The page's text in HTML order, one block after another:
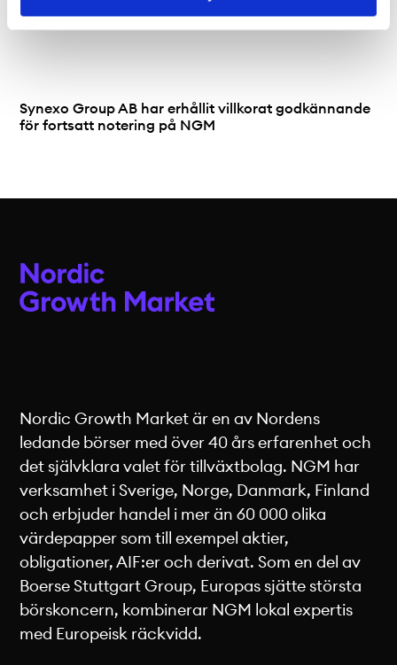
Synexo Group AB har erhållit villkorat godkännande
för fortsatt notering på NGM
Nordic Growth Market är en av Nordens
ledande börser med över 40 års erfarenhet och
det självklara valet för tillväxtbolag. NGM har
verksamhet i Sverige, Norge, Danmark, Finland
och erbjuder handel i mer än 60 000 olika
värdepapper som till exempel aktier,
obligationer, AIF:er och derivat. Som en del av
Boerse Stuttgart Group, Europas sjätte största
börskoncern, kombinerar NGM lokal expertis
med Europeisk räckvidd.